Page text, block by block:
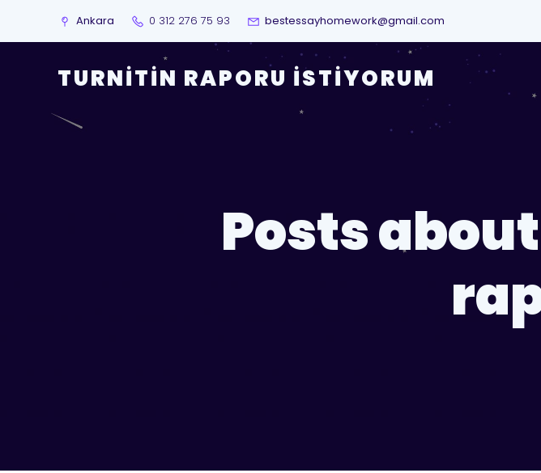
Ankara 0 312 276 75 93 bestessayhomework@gmail.com
TURNITIN RAPORU İSTIYORUM
Posts